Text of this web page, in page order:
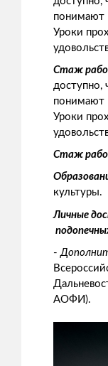
понимают
Уроки
Стаж
доступно,
понимают
Уроки
Стаж
культуры.
Личные
-
АОФИ).